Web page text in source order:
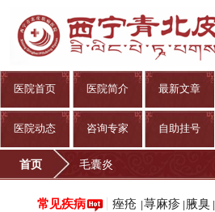
医院首页 医院简介 最新文章
医院动态 咨询专家 自助挂号
首页 毛囊炎
常见疾病 痤疮 荨麻疹 腋臭